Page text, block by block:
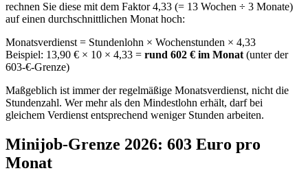
rechnen Sie diese mit dem Faktor 4,33 (= 13 Wochen ÷ 3 Monate)
auf einen durchschnittlichen Monat hoch:
Monatsverdienst = Stundenlohn × Wochenstunden × 4,33
Beispiel: 13,90 € × 10 × 4,33 = rund 602 € im Monat(unter der
603-€-Grenze)
Maßgeblich ist immer der regelmäßige Monatsverdienst, nicht die
Stundenzahl. Wer mehr als den Mindestlohn erhält, darf bei
gleichem Verdienst entsprechend weniger Stunden arbeiten.
Minijob-Grenze 2026: 603 Euro pro
Monat